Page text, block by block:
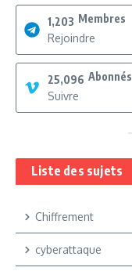
1,203 Membres
Rejoindre
25,096 Abonnés
Suivre
Liste des sujets
Chiffrement
cyberattaque